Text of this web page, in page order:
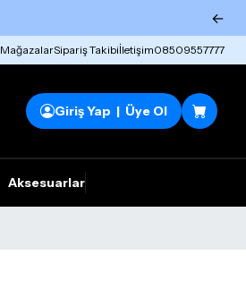
←
MağazalarSipariş Takibiİletişim08509557777
Giriş Yap | Üye Ol
Aksesuarlar